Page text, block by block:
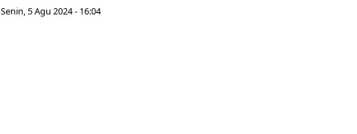
Senin, 5 Agu 2024 - 16:04